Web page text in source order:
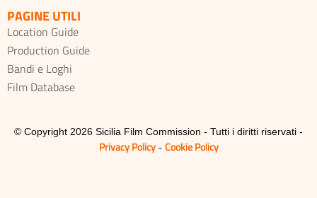
PAGINE UTILI
Location Guide
Production Guide
Bandi e Loghi
Film Database
© Copyright 2026 Sicilia Film Commission - Tutti i diritti riservati -
Privacy Policy- Cookie Policy